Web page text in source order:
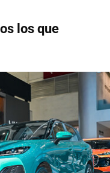
los que